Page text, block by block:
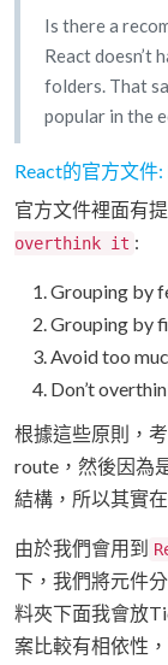
Is there a
React doesn’t
folders. That
popular in the
React的官方文件
官方文件裡面有
overthink it :
Grouping by
Grouping by
Avoid too
Don’t
根據這些原則，
route，然後因為
結構，所以其實
由於我們會用到
下，我們將元件
料夾下面我會放
案比較有相依性